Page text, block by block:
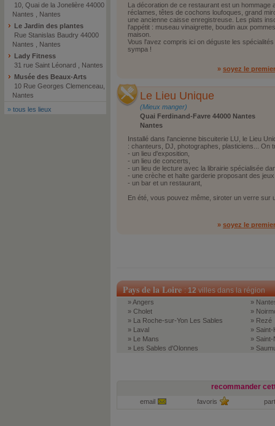
10, Quai de la Jonelière 44000
Nantes , Nantes
Le Jardin des plantes
Rue Stanislas Baudry 44000
Nantes , Nantes
Lady Fitness
31 rue Saint Léonard , Nantes
Musée des Beaux-Arts
10 Rue Georges Clemenceau,
Nantes
» tous les lieux
La décoration de ce restaurant est un hommage
réclames, têtes de cochons loufoques, grand
une ancienne caisse enregistreuse. Les plats
l'appétit : museau vinaigrette, boudin aux
maison.
Vous l'avez compris ici on déguste les
sympa !
» soyez le
Le Lieu Unique
(Mieux manger)
Quai Ferdinand-Favre 44000 Nantes
Nantes
Installé dans l'ancienne biscuiterie LU, le Lieu
: chanteurs, DJ, photographes, plasticiens... On
- un lieu d'exposition,
- un lieu de concerts,
- un lieu de lecture avec la librairie spécialisée
- une crèche et halte garderie proposant des
- un bar et un restaurant,
En été, vous pouvez même, siroter un verre sur
» soyez le
Pays de la Loire:12villes dans la région
» Angers
» Cholet
» La Roche-sur-Yon Les Sables
» Laval
» Le Mans
» Les Sables d'Olonnes
»
»
» Rezé
» Saint-
»
»
recommander
email favoris